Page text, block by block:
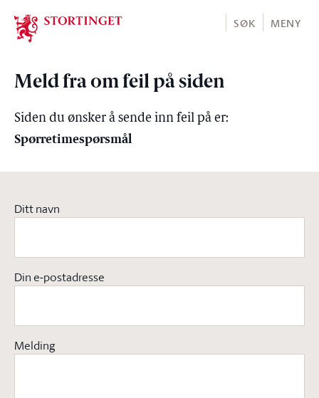
Stortinget.no
SØK MENY
Meld fra om feil på siden
Siden du ønsker å sende inn feil på er:
Spørretimespørsmål
Ditt navn
Din e-postadresse
Melding